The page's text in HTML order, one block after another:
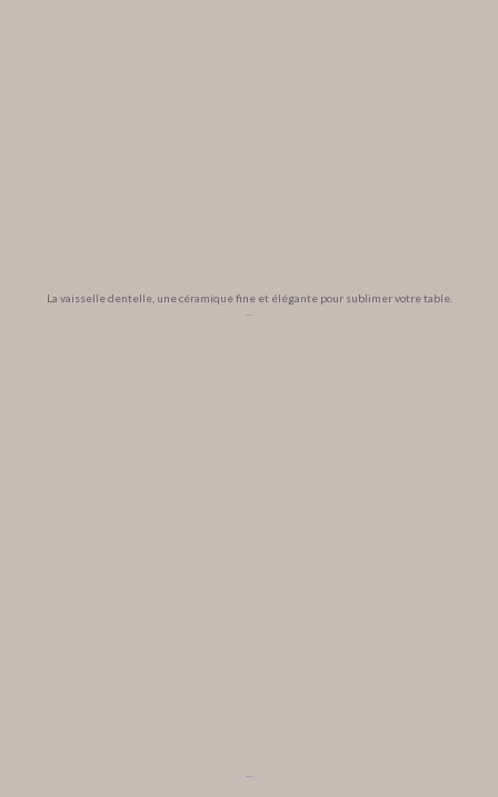
La vaisselle dentelle, une céramique fine et élégante pour sublimer votre table.